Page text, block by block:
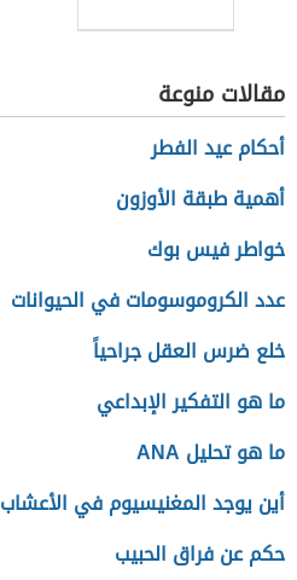
مقالات منوعة
أحكام عيد الفطر
أهمية طبقة الأوزون
خواطر فيس بوك
عدد الكروموسومات في الحيوانات
خلع ضرس العقل جراحياً
ما هو التفكير الإبداعي
ما هو تحليل ANA
أين يوجد المغنيسيوم في الأعشاب
حكم عن فراق الحبيب